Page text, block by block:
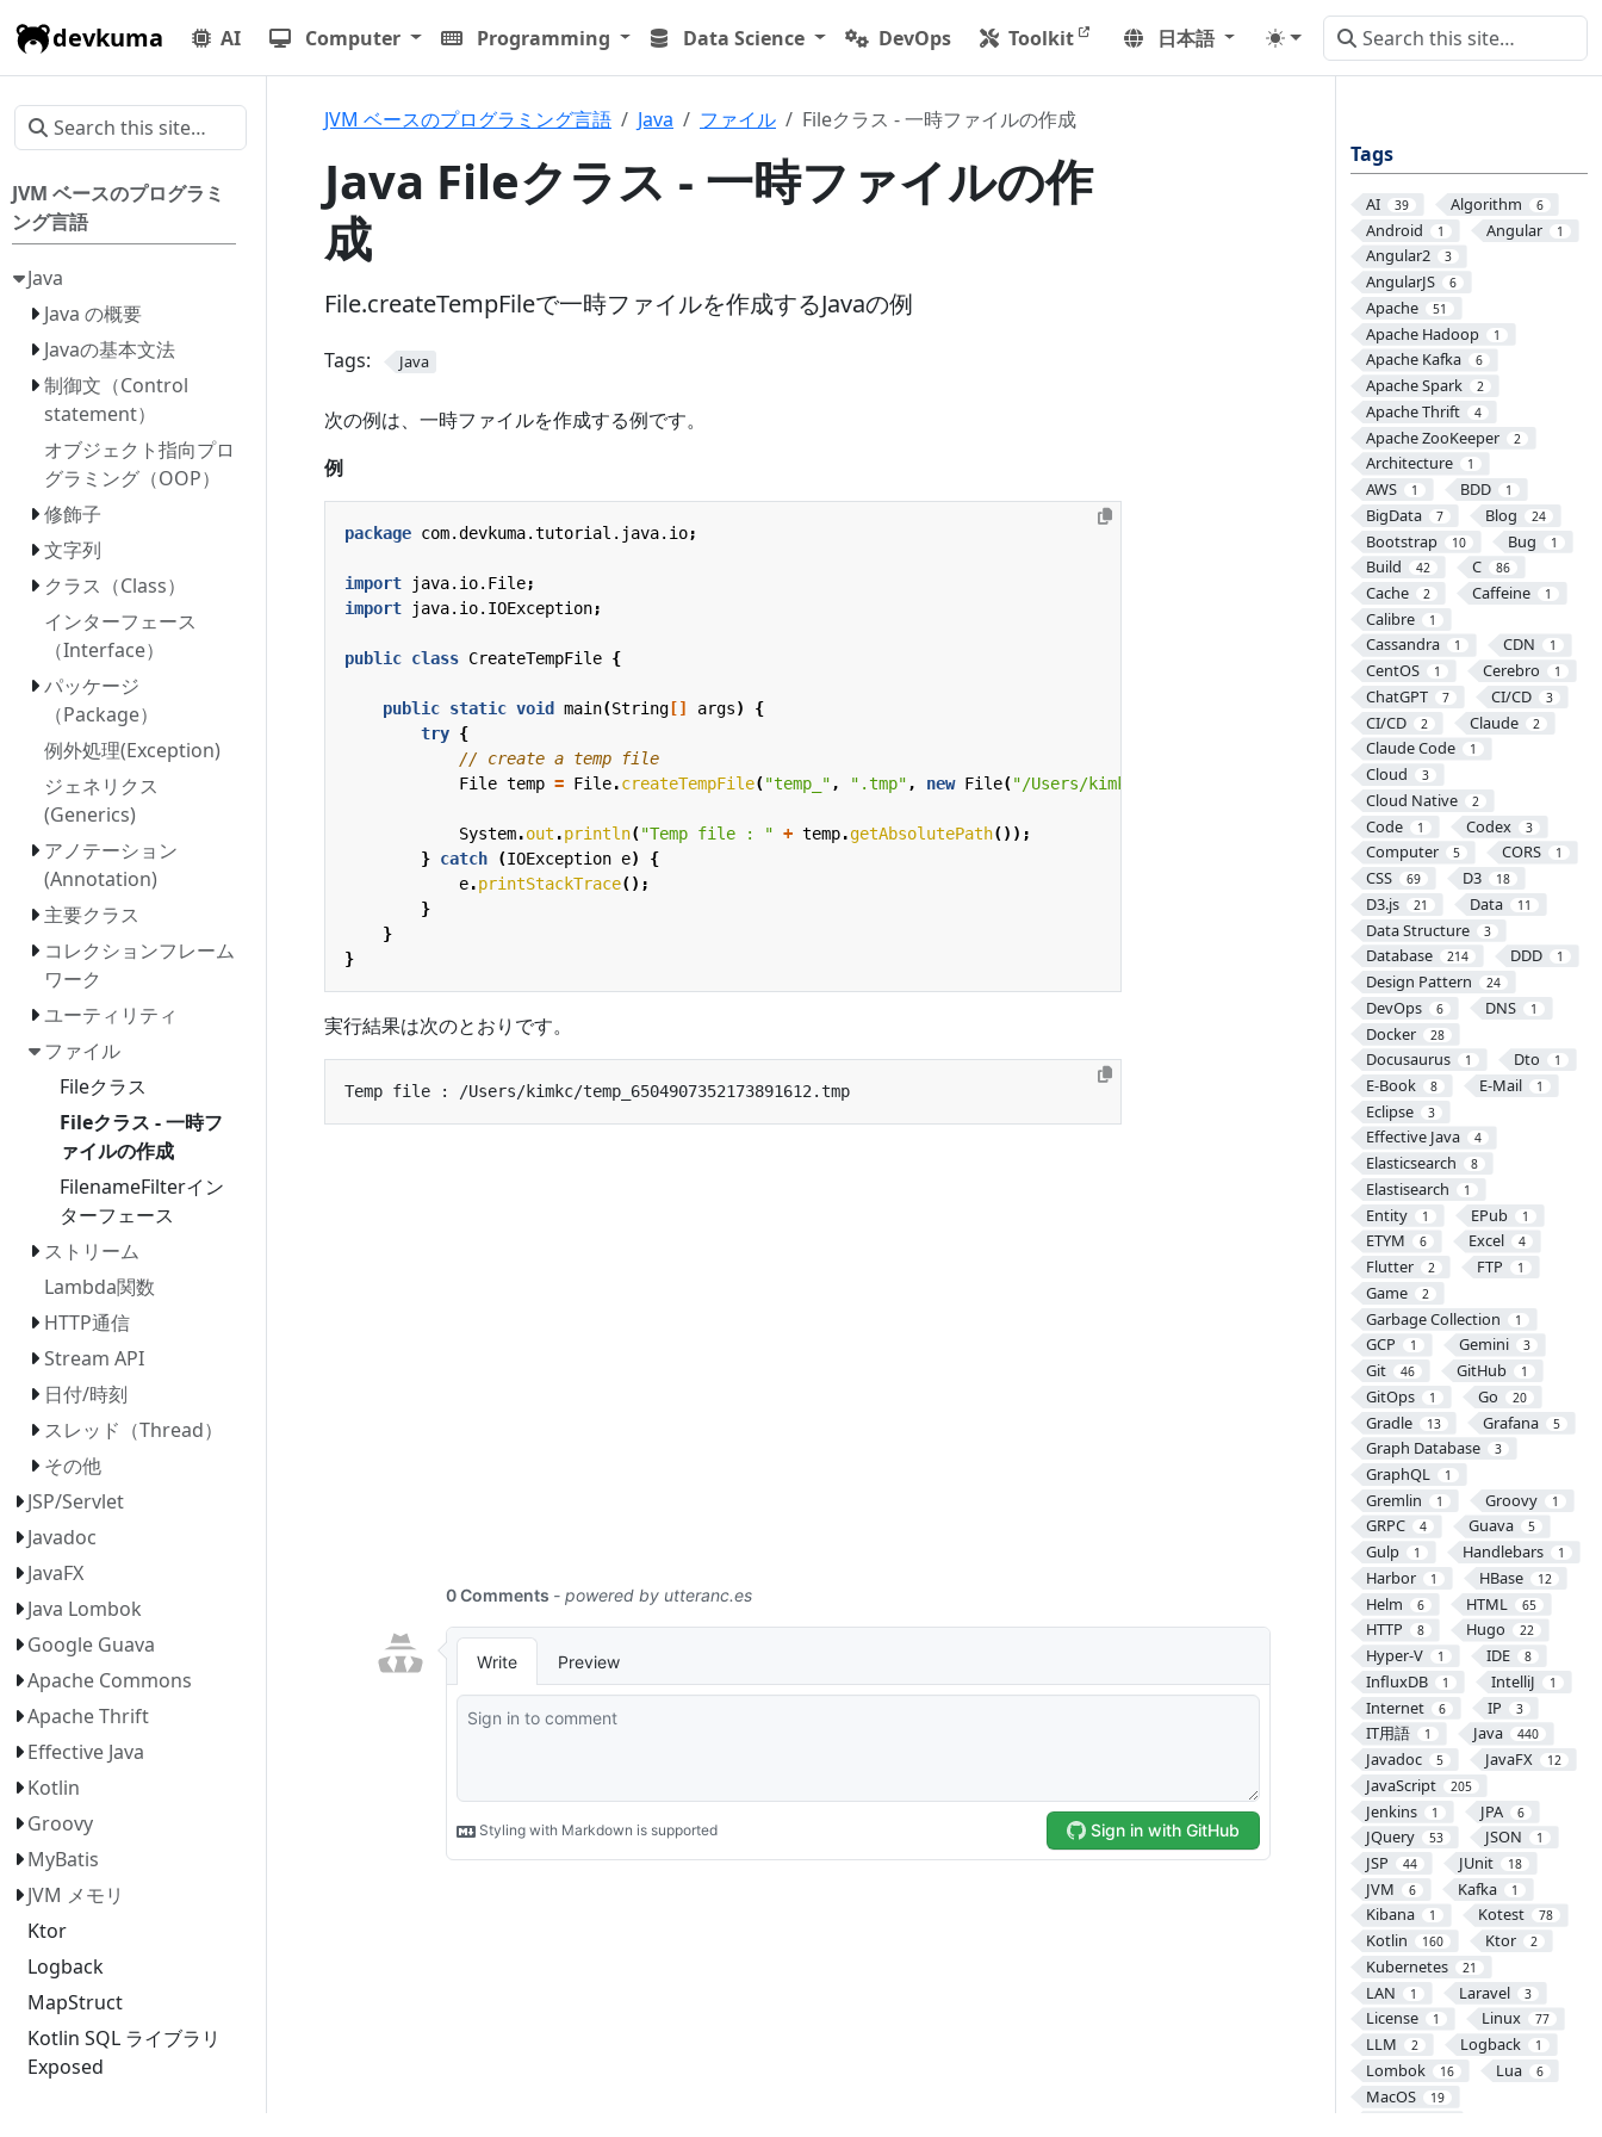
devkuma AI Computer Programming Data Science DevOps Toolkit 日本語
JVM ベースのプログラミ
ング言語
Java
Java の概要
Javaの基本文法
制御文（Control
statement）
オブジェクト指向プロ
グラミング（OOP）
修飾子
文字列
クラス（Class）
インターフェース
（Interface）
パッケージ
（Package）
例外処理(Exception)
ジェネリクス
(Generics)
アノテーション
(Annotation)
主要クラス
コレクションフレーム
ワーク
ユーティリティ
ファイル
Fileクラス
Fileクラス - 一時フ
ァイルの作成
FilenameFilterイン
ターフェース
ストリーム
Lambda関数
HTTP通信
Stream API
日付/時刻
スレッド（Thread）
その他
JSP/Servlet
Javadoc
JavaFX
Java Lombok
Google Guava
Apache Commons
Apache Thrift
Effective Java
Kotlin
Groovy
MyBatis
JVM メモリ
Ktor
Logback
MapStruct
Kotlin SQL ライブラリ
Exposed
Tags
AI 39 Algorithm 6
Android 1 Angular 1
Angular2 3
AngularJS 6
Apache 51
Apache Hadoop 1
Apache Kafka 6
Apache Spark 2
Apache Thrift 4
Apache ZooKeeper 2
Architecture 1
AWS 1 BDD 1
BigData 7 Blog 24
Bootstrap 10 Bug 1
Build 42 C 86
Cache 2 Caffeine 1
Calibre 1
Cassandra 1 CDN 1
CentOS 1 Cerebro 1
ChatGPT 7 CI/CD 3
CI/CD 2 Claude 2
Claude Code 1
Cloud 3
Cloud Native 2
Code 1 Codex 3
Computer 5 CORS 1
CSS 69 D3 18
D3.js 21 Data 11
Data Structure 3
Database 214 DDD 1
Design Pattern 24
DevOps 6 DNS 1
Docker 28
Docusaurus 1 Dto 1
E-Book 8 E-Mail 1
Eclipse 3
Effective Java 4
Elasticsearch 8
Elastisearch 1
Entity 1 EPub 1
ETYM 6 Excel 4
Flutter 2 FTP 1
Game 2
Garbage Collection 1
GCP 1 Gemini 3
Git 46 GitHub 1
GitOps 1 Go 20
Gradle 13 Grafana 5
Graph Database 3
GraphQL 1
Gremlin 1 Groovy 1
GRPC 4 Guava 5
Gulp 1 Handlebars 1
Harbor 1 HBase 12
Helm 6 HTML 65
HTTP 8 Hugo 22
Hyper-V 1 IDE 8
InfluxDB 1 IntelliJ 1
Internet 6 IP 3
IT用語 1 Java 440
Javadoc 5 JavaFX 12
JavaScript 205
Jenkins 1 JPA 6
JQuery 53 JSON 1
JSP 44 JUnit 18
JVM 6 Kafka 1
Kibana 1 Kotest 78
Kotlin 160 Ktor 2
Kubernetes 21
LAN 1 Laravel 3
License 1 Linux 77
LLM 2 Logback 1
Lombok 16 Lua 6
MacOS 19
JVM ベースのプログラミング言語 Java ファイル Fileクラス - 一時ファイルの作成
Java Fileクラス - 一時ファイルの作
成
File.createTempFileで一時ファイルを作成するJavaの例
Tags: Java
次の例は、一時ファイルを作成する例です。
例
package com.devkuma.tutorial.java.io;
import java.io.File;
import
java.io.IOException;
public class CreateTempFile {
public static void main(String [] args)
{
try {
// create a temp file
File temp = File.createTempFile("temp_" , ".tmp" , new File("/Users/kimkc"
System.out .println("Temp file : " + temp.getAbsolutePath());
} catch (IOException e)
{
e.printStackTrace();
}
}
}
実行結果は次のとおりです。